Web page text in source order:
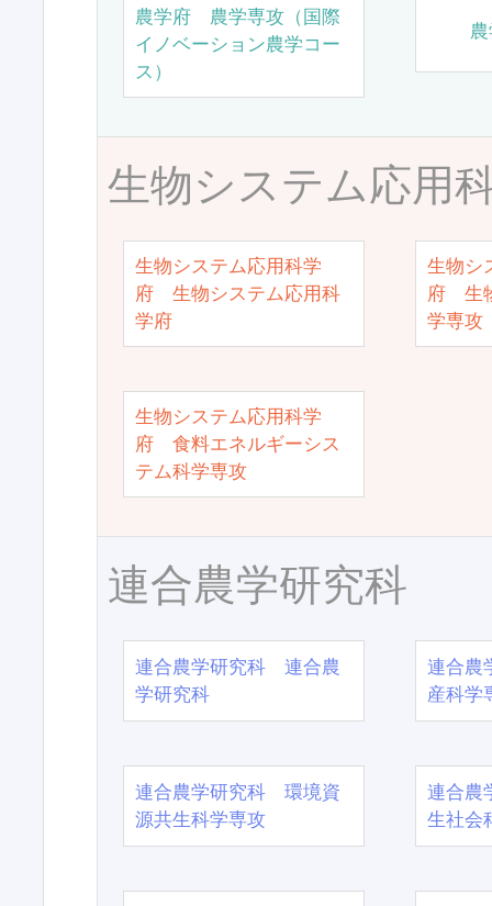
農学府 農学専攻（国際
イノベーション農学コー
ス）
生物システム応用
生物システム応用科学
府 生物システム応用科
学府
生物シ
府 生
学専攻
生物システム応用科学
府 食料エネルギーシス
テム科学専攻
連合農学研究科
連合農学研究科 連合農
学研究科
連合農
産科学
連合農学研究科 環境資
源共生科学専攻
連合農
生社会